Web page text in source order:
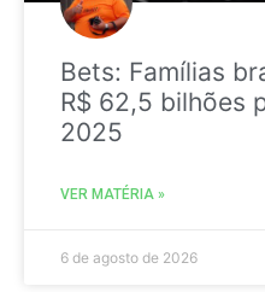
Bets: Famílias
R$ 62,5 bilhões
2025
VER MATÉRIA »
6 de agosto de 2026